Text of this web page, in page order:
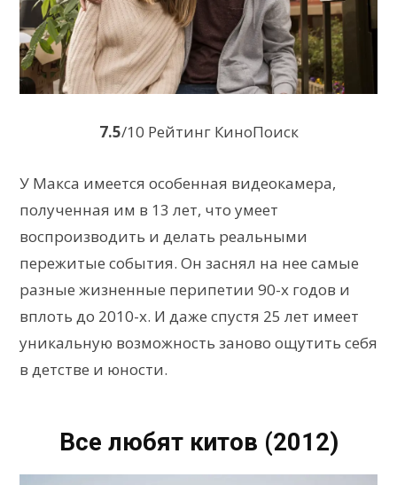
7.5/10 Рейтинг КиноПоиск
У Макса имеется особенная видеокамера,
полученная им в 13 лет, что умеет
воспроизводить и делать реальными
пережитые события. Он заснял на нее самые
разные жизненные перипетии 90-х годов и
вплоть до 2010-х. И даже спустя 25 лет имеет
уникальную возможность заново ощутить себя
в детстве и юности.
Все любят китов (2012)